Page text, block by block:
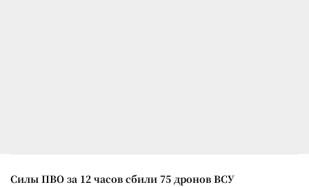
Силы ПВО за 12 часов сбили 75 дронов ВСУ